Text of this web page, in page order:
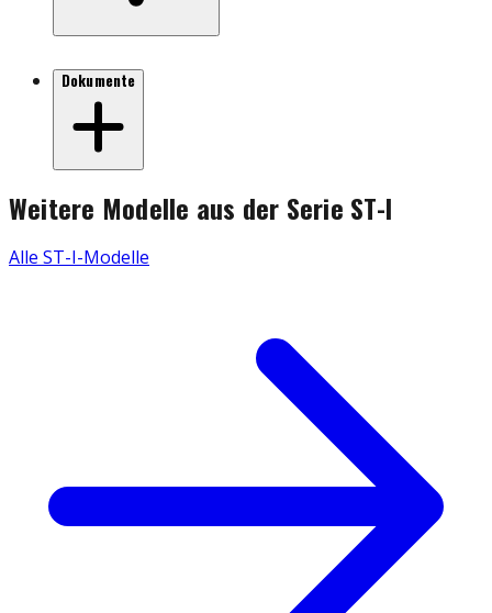
Dokumente
Weitere Modelle aus der Serie ST-I
Alle ST-I-Modelle